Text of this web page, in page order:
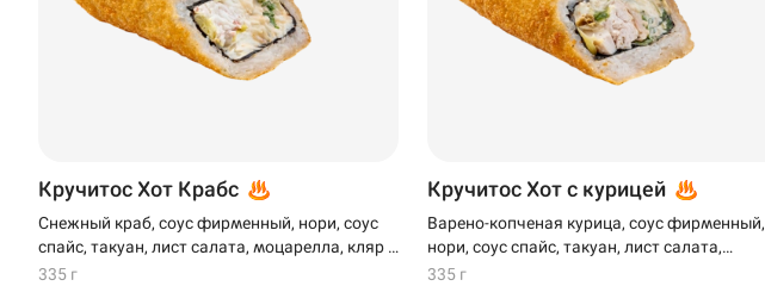
Кручитос Хот Крабс
Снежный краб, соус фирменный, нори, соус
спайс, такуан, лист салата, моцарелла, кляр и
панко
335 г
Кручитос Хот с курицей
Варено-копченая курица, соус фирменный,
нори, соус спайс, такуан, лист салата,
моцарелла, кляр и панко
335 г